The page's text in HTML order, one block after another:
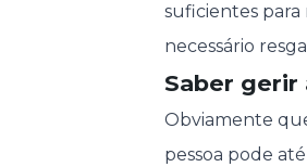
suficientes para
necessário
Saber gerir
Obviamente
pessoa pode